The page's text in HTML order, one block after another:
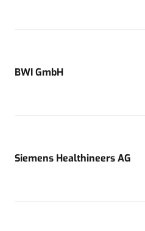
BWI GmbH
Siemens Healthineers AG